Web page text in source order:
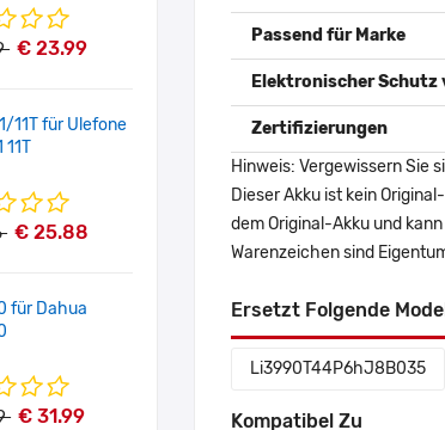
€ 23.99
11T für Ulefone
11T
€ 25.88
für Dahua
€ 31.99
Passend für Marke
Elektronischer Schutz
Zertifizierungen
Hinweis: Vergewissern Sie
Dieser Akku ist kein
dem Original-Akku und
Warenzeichen sind
Ersetzt Folgende
Li3990T44P6hJ8B035
Kompatibel Zu